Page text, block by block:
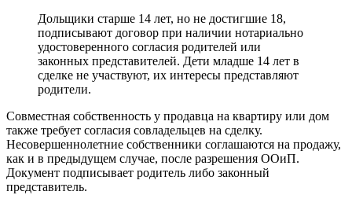
Дольщики старше 14 лет, но не достигшие 18,
подписывают договор при наличии нотариально
удостоверенного согласия родителей или
законных представителей. Дети младше 14 лет в
сделке не участвуют, их интересы представляют
родители.
Совместная собственность у продавца на квартиру или дом
также требует согласия совладельцев на сделку.
Несовершеннолетние собственники соглашаются на продажу,
как и в предыдущем случае, после разрешения ООиП.
Документ подписывает родитель либо законный
представитель.